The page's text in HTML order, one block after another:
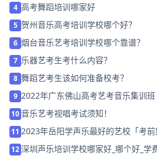
4 高考舞蹈培训哪家好
5 贺州音乐高考培训学校哪个好？
6 烟台音乐艺考培训学校哪个靠谱？
7 乐器艺考生考什么内容？
8 舞蹈艺考生该如何准备校考？
9 2022年广东佛山高考艺考音乐集训班
10音乐艺考视唱考试须知！
11 2023年岳阳学声乐最好的艺校「考前
12深圳声乐培训学校哪家好_哪个好_学